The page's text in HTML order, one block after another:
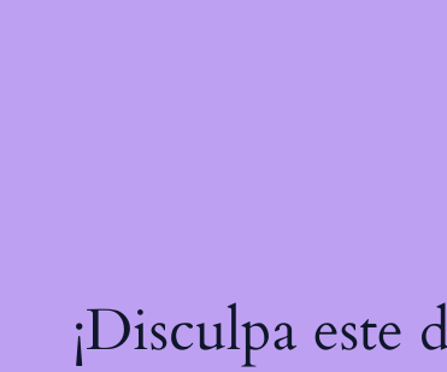
¡Disculpa este